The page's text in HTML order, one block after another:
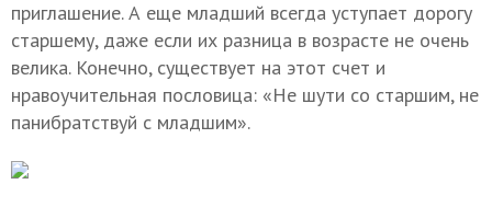
приглашение. А еще младший всегда уступает дорогу
старшему, даже если их разница в возрасте не очень
велика. Конечно, существует на этот счет и
нравоучительная пословица: «Не шути со старшим, не
панибратствуй с младшим».